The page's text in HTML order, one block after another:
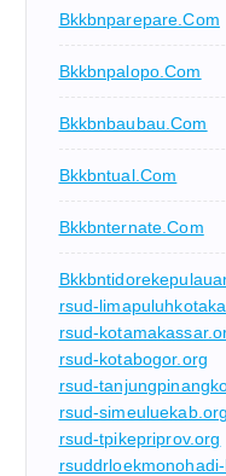
Bkkbnparepare.com
Bkkbnpalopo.com
Bkkbnbaubau.com
Bkkbntual.com
Bkkbnternate.com
rsud-
rsud-
rsud-kotabogor.org
rsud-
rsud-simeuluekab.org
rsud-tpikepriprov.org